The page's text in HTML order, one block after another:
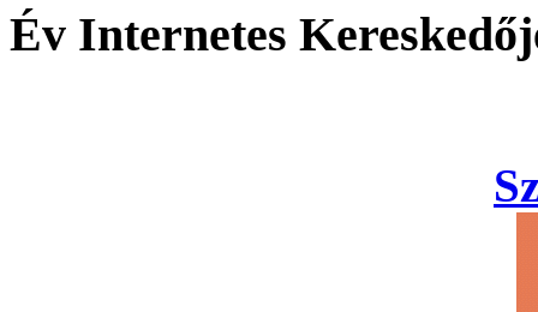
Év Internetes